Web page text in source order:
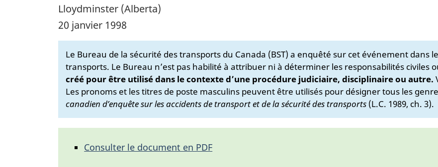
Lloydminster (Alberta)
20 janvier 1998
Le Bureau de la sécurité des transports du Canada (BST) a enquêté sur cet événement dans
transports. Le Bureau n’est pas habilité à attribuer ni à déterminer les responsabilités civiles
créé pour être utilisé dans le contexte d’une procédure judiciaire, disciplinaire ou autre.
Les pronoms et les titres de poste masculins peuvent être utilisés pour désigner tous les
canadien d’enquête sur les accidents de transport et de la sécurité des transports (L.C. 1989, ch. 3).
Consulter le document en PDF